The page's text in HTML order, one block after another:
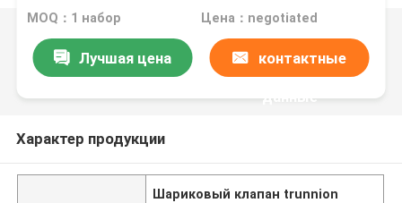
работала
MOQ：1 набор Цена：negotiated
Лучшая цена контактные
данные
Характер продукции
Шариковый клапан trunnion